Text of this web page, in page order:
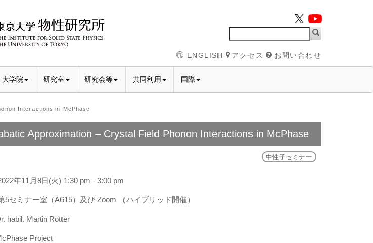
ENGLISH アクセス お問い合わせ
大学院 研究室 研究会等 共同利用 国際
Interactions in McPhase
Approximation – Crystal Field Phonon Interactions in McPhase
中性子セミナー
年11月8日(火) 1:30 pm - 3:00 pm
5セミナー室（A615）及び Zoom （ハイブリッド開催）
habil. Martin Rotter
Project